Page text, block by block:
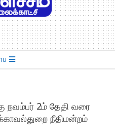
நவம்பர் 2ம் தேதி வரை
நீதிமன்றம்